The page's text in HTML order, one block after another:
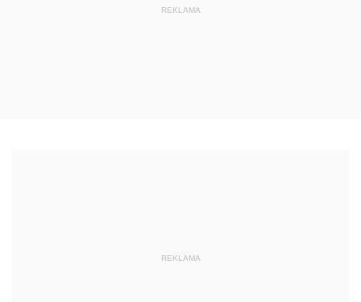
REKLAMA
REKLAMA